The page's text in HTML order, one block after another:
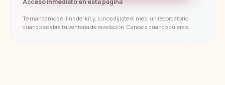
Acceso inmediato en esta página
Te mandamos el link del kit y, si nos dijiste el mes, un recordatorio
cuando se abra tu ventana de revelación. Cancela cuando quieras.